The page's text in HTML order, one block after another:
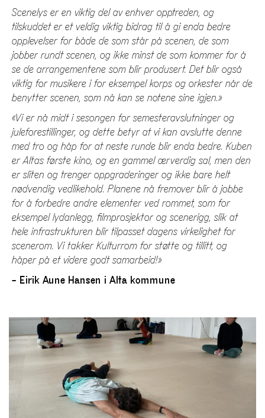
Scenelys er en viktig del av enhver opptreden, og
tilskuddet er et veldig viktig bidrag til å gi enda bedre
opplevelser for både de som står på scenen, de som
jobber rundt scenen, og ikke minst de som kommer for å
se de arrangementene som blir produsert. Det blir også
viktig for musikere i for eksempel korps og orkester når de
benytter scenen, som nå kan se notene sine igjen.»
«Vi er nå midt i sesongen for semesteravslutninger og
juleforestillinger, og dette betyr at vi kan avslutte denne
med tro og håp for at neste runde blir enda bedre. Kuben
er Altas første kino, og en gammel ærverdig sal, men den
er sliten og trenger oppgraderinger og ikke bare helt
nødvendig vedlikehold. Planene nå fremover blir å jobbe
for å forbedre andre elementer ved rommet, som for
eksempel lydanlegg, filmprosjektor og scenerigg, slik at
hele infrastrukturen blir tilpasset dagens virkelighet for
scenerom. Vi takker Kulturrom for støtte og tillitt, og
håper på et videre godt samarbeid!»
– Eirik Aune Hansen i Alta kommune